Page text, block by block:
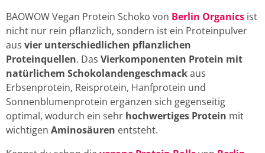
BAOWOW Vegan Protein Schoko von Berlin Organics ist
nicht nur rein pflanzlich, sondern ist ein Proteinpulver
aus vier unterschiedlichen pflanzlichen
Proteinquellen. Das Vierkomponenten Protein mit
natürlichem Schokolandengeschmackaus
Erbsenprotein, Reisprotein, Hanfprotein und
Sonnenblumenprotein ergänzen sich gegenseitig
optimal, wodurch ein sehr hochwertiges Protein mit
wichtigen Aminosäuren entsteht.